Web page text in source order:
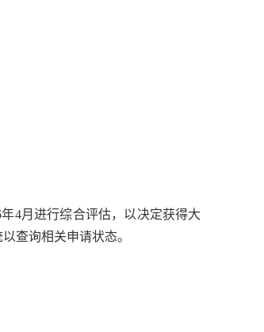
年4月进行综合评估，以决定获得大
查询相关申请状态。